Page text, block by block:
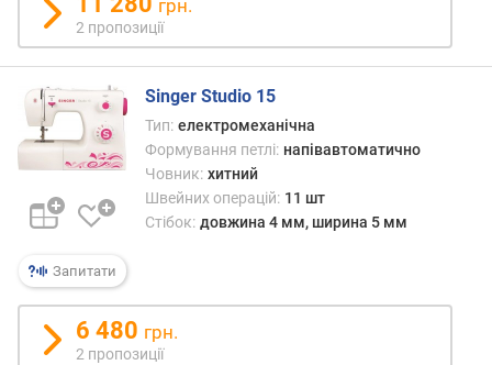
л
н
а
ш
и
н
а
т
р
ч
грн.
2 пропозиції
Запитати
Singer Studio 15
Тип: електромеханічна
Формування петлі: напівавтоматично
Човник: хитний
Швейних операцій: 11 шт
Стібок: довжина 4 мм, ширина 5 мм
6 480 грн.
2 пропозиції